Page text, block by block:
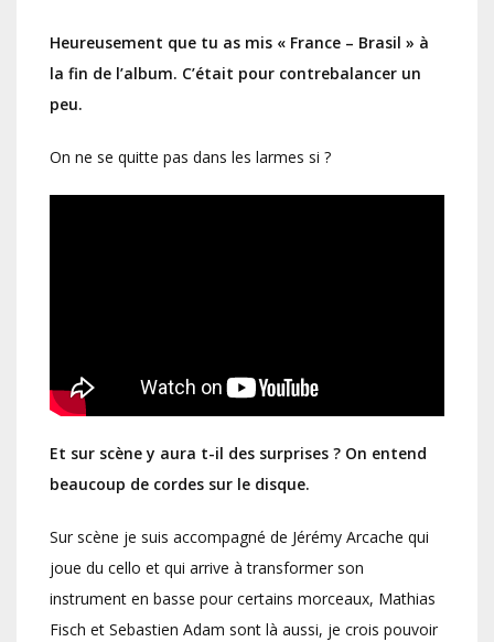
Heureusement que tu as mis « France – Brasil » à
la fin de l’album. C’était pour contrebalancer un
peu.
On ne se quitte pas dans les larmes si ?
Et sur scène y aura t-il des surprises ? On entend
beaucoup de cordes sur le disque.
Sur scène je suis accompagné de Jérémy Arcache qui
joue du cello et qui arrive à transformer son
instrument en basse pour certains morceaux, Mathias
Fisch et Sebastien Adam sont là aussi, je crois pouvoir